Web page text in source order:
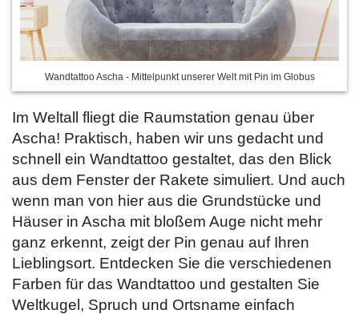
Wandtattoo Ascha - Mittelpunkt unserer Welt mit Pin im Globus
Im Weltall fliegt die Raumstation genau über
Ascha! Praktisch, haben wir uns gedacht und
schnell ein Wandtattoo gestaltet, das den Blick
aus dem Fenster der Rakete simuliert. Und auch
wenn man von hier aus die Grundstücke und
Häuser in Ascha mit bloßem Auge nicht mehr
ganz erkennt, zeigt der Pin genau auf Ihren
Lieblingsort. Entdecken Sie die verschiedenen
Farben für das Wandtattoo und gestalten Sie
Weltkugel, Spruch und Ortsname einfach